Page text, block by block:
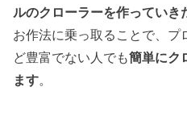
ルのクローラーを作っていき
お作法に乗っ取ることで、プ
ど豊富でない人でも簡単にク
ます。